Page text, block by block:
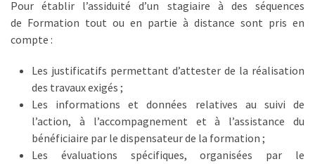
Pour établir l’assiduité d’un stagiaire à des séquences
de Formation tout ou en partie à distance sont pris en
compte :
Les justificatifs permettant d’attester de la réalisation
des travaux exigés ;
Les informations et données relatives au suivi de
l’action, à l’accompagnement et à l’assistance du
bénéficiaire par le dispensateur de la formation ;
Les évaluations spécifiques, organisées par le